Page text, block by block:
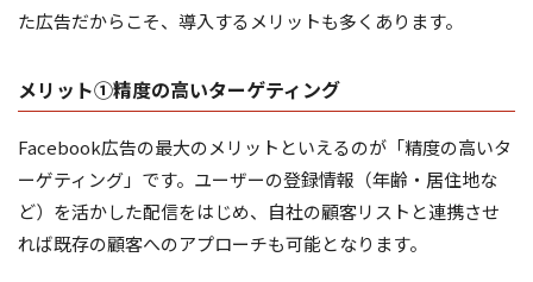
た広告だからこそ、導入するメリットも多くあります。
メリット①精度の高いターゲティング
Facebook広告の最大のメリットといえるのが「精度の高いタ
ーゲティング」です。ユーザーの登録情報（年齢・居住地な
ど）を活かした配信をはじめ、自社の顧客リストと連携させ
れば既存の顧客へのアプローチも可能となります。